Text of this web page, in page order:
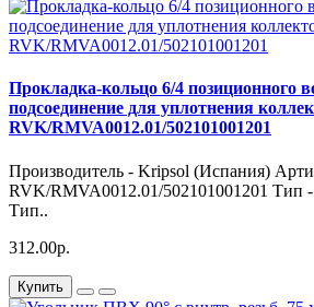
Прокладка-кольцо 6/4 позиционного
подсоединение для уплотнения
RVK/RMVA0012.01/502101001201
Производитель - Kripsol (Испания)
RVK/RMVA0012.01/502101001201 Тип -
Тип..
312.00р.
Купить